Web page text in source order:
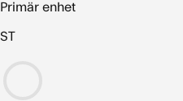
Primär enhet
ST